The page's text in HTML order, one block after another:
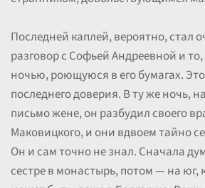
Последней каплей, вероятно, стал
разговор с Софьей Андреевной и то,
ночью, роющуюся в его бумагах.
последнего доверия. В ту же ночь,
письмо жене, он разбудил своего
Маковицкого, и они вдвоем тайно
Он и сам точно не знал. Сначала
сестре в монастырь, потом — на